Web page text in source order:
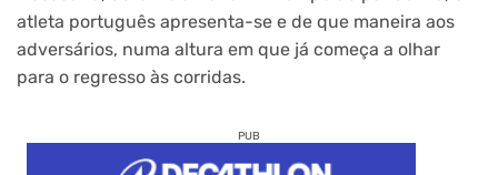
atleta português apresenta-se e de que maneira aos
adversários, numa altura em que já começa a olhar
para o regresso às corridas.
PUB